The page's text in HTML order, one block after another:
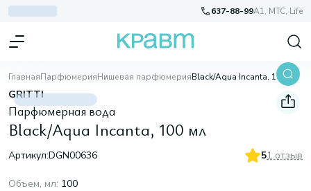
637-88-99A1, МТС, Life
ГлавнаяПарфюмерияНишевая парфюмерияBlack/Aqua Incanta, 100 мл
GRITTI
Парфюмерная вода
Black/Aqua Incanta, 100 мл
Артикул:DGN00636 51 отзыв
Объем, мл: 100